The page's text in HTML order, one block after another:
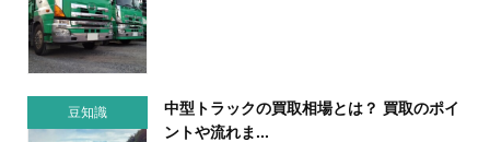
豆知識
中型トラックの買取相場とは？ 買取のポイ
ントや流れま...